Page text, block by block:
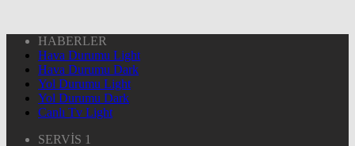
HABERLER
Hava Durumu Light
Hava Durumu Dark
Yol Durumu Light
Yol Durumu Dark
Canlı Tv Light
SERVİS 1